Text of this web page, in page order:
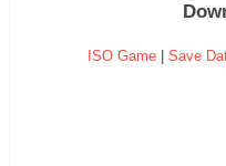
ISO Game | Save